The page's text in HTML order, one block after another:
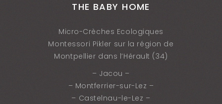
THE BABY HOME
Micro-Crèches Ecologiques
Montessori Pikler sur la région de
Montpellier dans l’Hérault (34)
– Jacou –
– Montferrier-sur-Lez –
– Castelnau-le-Lez –